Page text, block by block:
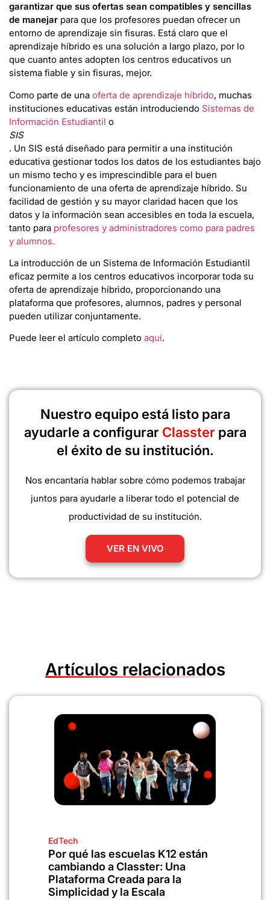
garantizar que sus ofertas sean compatibles y sencillas
de manejar para que los profesores puedan ofrecer un
entorno de aprendizaje sin fisuras. Está claro que el
aprendizaje híbrido es una solución a largo plazo, por lo
que cuanto antes adopten los centros educativos un
sistema fiable y sin fisuras, mejor.
Como parte de una oferta de aprendizaje híbrido, muchas
instituciones educativas están introduciendo Sistemas de
Información Estudiantil o
SIS
. Un SIS está diseñado para permitir a una institución
educativa gestionar todos los datos de los estudiantes bajo
un mismo techo y es imprescindible para el buen
funcionamiento de una oferta de aprendizaje híbrido. Su
facilidad de gestión y su mayor claridad hacen que los
datos y la información sean accesibles en toda la escuela,
tanto para profesores y administradores como para padres
y alumnos.
La introducción de un Sistema de Información Estudiantil
eficaz permite a los centros educativos incorporar toda su
oferta de aprendizaje híbrido, proporcionando una
plataforma que profesores, alumnos, padres y personal
pueden utilizar conjuntamente.
Puede leer el artículo completo aquí.
Nuestro equipo está listo para
ayudarle a configurar Classter para
el éxito de su institución.
Nos encantaría hablar sobre cómo podemos trabajar
juntos para ayudarle a liberar todo el potencial de
productividad de su institución.
VER EN VIVO
Artículos relacionados
EdTech
Por qué las escuelas K12 están
cambiando a Classter: Una
Plataforma Creada para la
Simplicidad y la Escala